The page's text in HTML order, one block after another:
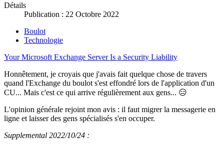
Détails
Publication : 22 Octobre 2022
Boulot
Technologie
Your Microsoft Exchange Server Is a Security Liability
Honnêtement, je croyais que j'avais fait quelque chose de travers
quand l'Exchange du boulot s'est effondré lors de l'application d'un
CU... Mais c'est ce qui arrive régulièrement aux gens... 😑
L'opinion générale rejoint mon avis : il faut migrer la messagerie en
ligne et laisser des gens spécialisés s'en occuper.
Supplemental 2022/10/24 :